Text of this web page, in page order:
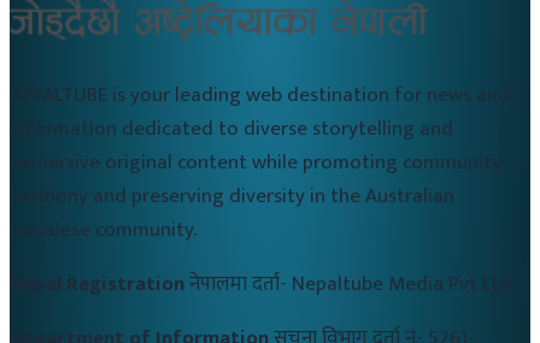
NEPALTUBE is your leading web destination for news and
information dedicated to diverse storytelling and
immersive original content while promoting community
harmony and preserving diversity in the Australian
Nepalese community.
Nepal Registrationनेपालमा दर्ता- Nepaltube Media Pvt Ltd